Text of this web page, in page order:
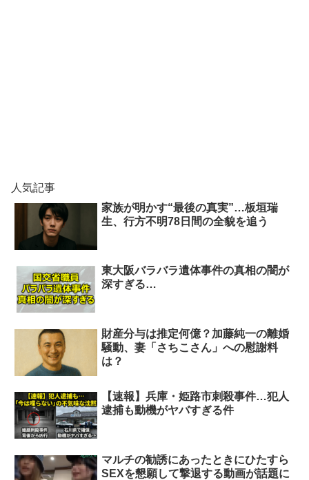
人気記事
家族が明かす“最後の真実”…板垣瑞
生、行方不明78日間の全貌を追う
東大阪バラバラ遺体事件の真相の闇が
深すぎる…
財産分与は推定何億？加藤純一の離婚
騒動、妻「さちこさん」への慰謝料
は？
【速報】兵庫・姫路市刺殺事件…犯人
逮捕も動機がヤバすぎる件
マルチの勧誘にあったときにひたすら
SEXを懇願して撃退する動画が話題に